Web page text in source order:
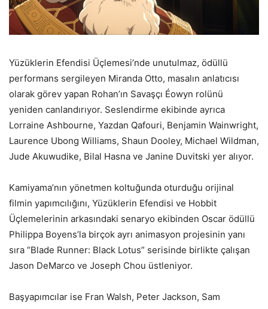
Yüzüklerin Efendisi Üçlemesi’nde unutulmaz, ödüllü
performans sergileyen Miranda Otto, masalın anlatıcısı
olarak görev yapan Rohan’ın Savaşçı Éowyn rolünü
yeniden canlandırıyor. Seslendirme ekibinde ayrıca
Lorraine Ashbourne, Yazdan Qafouri, Benjamin Wainwright,
Laurence Ubong Williams, Shaun Dooley, Michael Wildman,
Jude Akuwudike, Bilal Hasna ve Janine Duvitski yer alıyor.
Kamiyama’nın yönetmen koltuğunda oturduğu orijinal
filmin yapımcılığını, Yüzüklerin Efendisi ve Hobbit
Üçlemelerinin arkasındaki senaryo ekibinden Oscar ödüllü
Philippa Boyens’la birçok ayrı animasyon projesinin yanı
sıra “Blade Runner: Black Lotus” serisinde birlikte çalışan
Jason DeMarco ve Joseph Chou üstleniyor.
Başyapımcılar ise Fran Walsh, Peter Jackson, Sam